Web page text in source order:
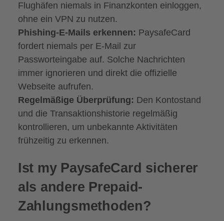
Flughäfen niemals in Finanzkonten einloggen,
ohne ein VPN zu nutzen.
Phishing-E-Mails erkennen: PaysafeCard
fordert niemals per E-Mail zur
Passworteingabe auf. Solche Nachrichten
immer ignorieren und direkt die offizielle
Webseite aufrufen.
Regelmäßige Überprüfung: Den Kontostand
und die Transaktionshistorie regelmäßig
kontrollieren, um unbekannte Aktivitäten
frühzeitig zu erkennen.
Ist my PaysafeCard sicherer
als andere Prepaid-
Zahlungsmethoden?